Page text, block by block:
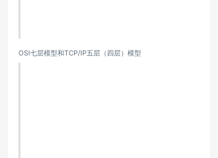
OSI七层模型和TCP/IP五层（四层）模型